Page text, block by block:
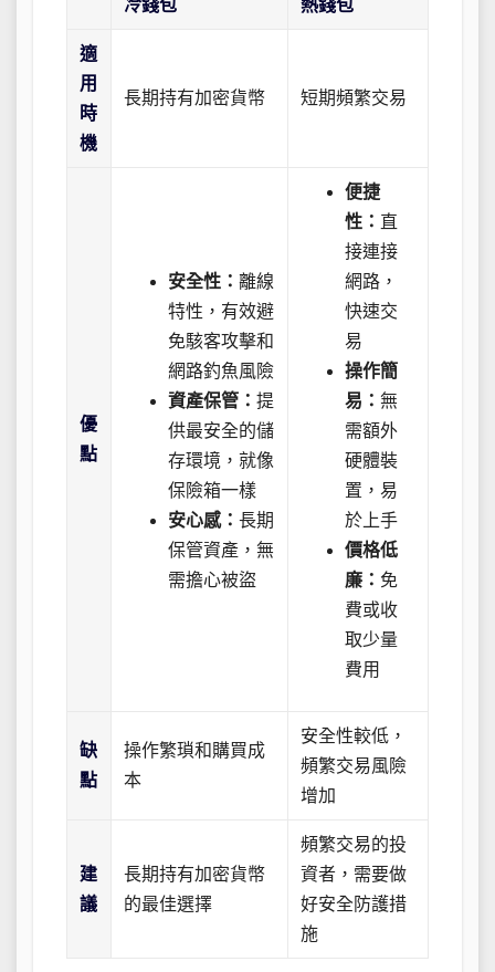
冷錢包 熱錢包
適
用
時
機
長期持有加密貨幣 短期頻繁交易
優
點
安全性：離線
特性，有效避
免駭客攻擊和
網路釣魚風險
資產保管：提
供最安全的儲
存環境，就像
保險箱一樣
安心感：長期
保管資產，無
需擔心被盜
便捷
性： 直
接連接
網路，
快速交
易
操作簡
易：無
需額外
硬體裝
置，易
於上手
價格低
廉： 免
費或收
取少量
費用
缺
點
操作繁瑣和購買成
本
安全性較低，
頻繁交易風險
增加
建
議
長期持有加密貨幣
的最佳選擇
頻繁交易的投
資者，需要做
好安全防護措
施